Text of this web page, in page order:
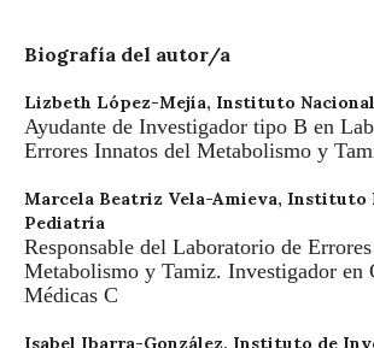
Biografía del autor/a
Lizbeth López-Mejía, Instituto
Ayudante de Investigador tipo B en
Errores Innatos del Metabolismo y
Marcela Beatriz Vela-Amieva, Instituto
Pediatría
Responsable del Laboratorio de
Metabolismo y Tamiz. Investigador en
Médicas C
Isabel Ibarra-González, Instituto de